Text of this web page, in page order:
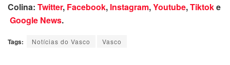
Colina: Twitter, Facebook, Instagram,Youtube,Tiktoke
Google News.
Tags: Notícias do Vasco Vasco